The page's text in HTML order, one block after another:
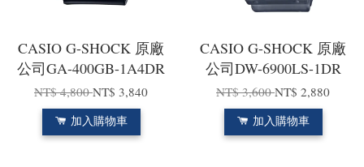
CASIO G-SHOCK 原廠
公司GA-400GB-1A4DR
NT$ 4,800NT$ 3,840
加入購物車
CASIO G-SHOCK 原廠
公司DW-6900LS-1DR
NT$ 3,600NT$ 2,880
加入購物車